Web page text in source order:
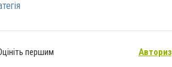
першим